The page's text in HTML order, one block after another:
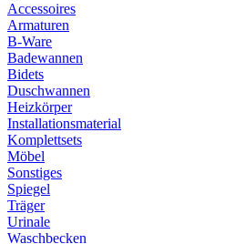
Accessoires
Armaturen
B-Ware
Badewannen
Bidets
Duschwannen
Heizkörper
Installationsmaterial
Komplettsets
Möbel
Sonstiges
Spiegel
Träger
Urinale
Waschbecken